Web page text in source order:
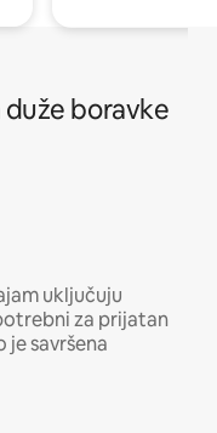
duže boravke
uključuju
za prijatan
je savršena